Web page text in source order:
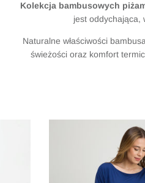
Kolekcja bambusowych
jest oddychająca,
Naturalne właściwości
świeżości oraz komfort